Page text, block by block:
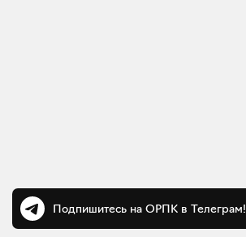
Подпишитесь на ОРПК в Телеграм!